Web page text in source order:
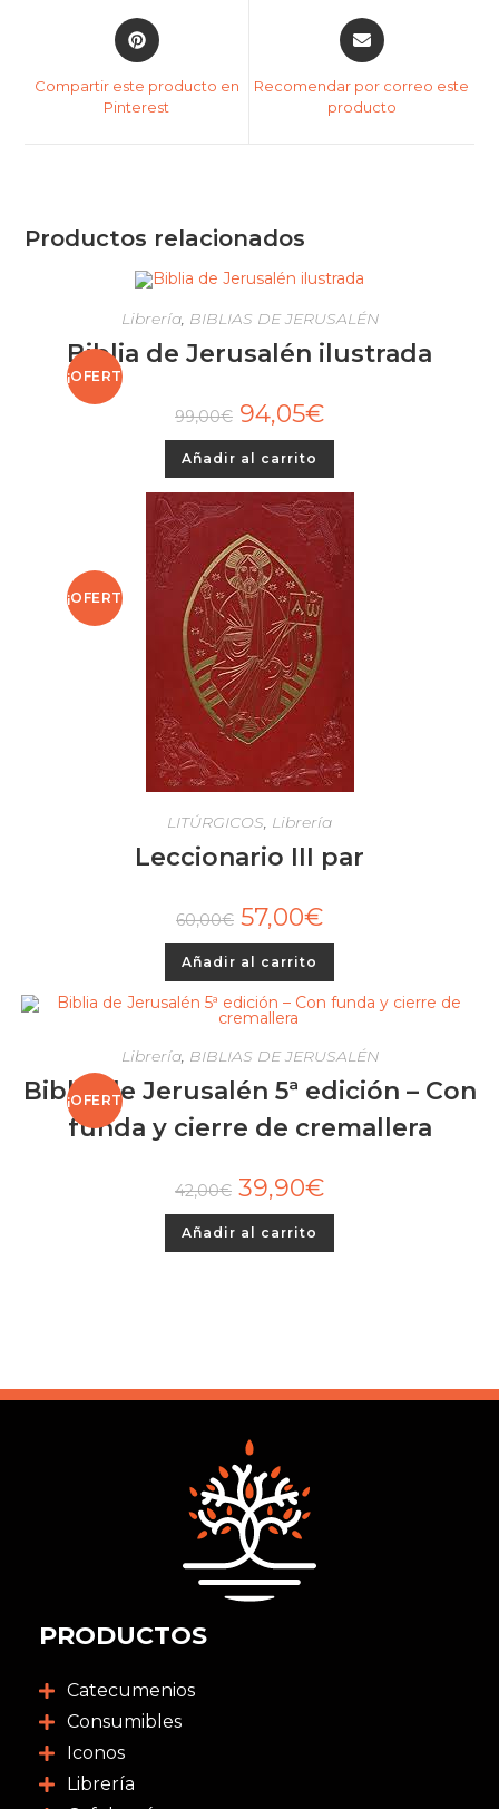
Compartir este producto en
Pinterest
Recomendar por correo este
producto
Productos relacionados
¡OFERT
Librería, BIBLIAS DE JERUSALÉN
Biblia de Jerusalén ilustrada
99,00€ 94,05€
Añadir al carrito
¡OFERT
LITÚRGICOS, Librería
Leccionario III par
60,00€ 57,00€
Añadir al carrito
¡OFERT
Librería, BIBLIAS DE JERUSALÉN
Biblia de Jerusalén 5ª edición – Con
funda y cierre de cremallera
42,00€ 39,90€
Añadir al carrito
PRODUCTOS
Catecumenios
Consumibles
Iconos
Librería